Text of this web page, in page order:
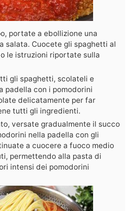
portate a ebollizione una
salata. Cuocete gli spaghetti al
le istruzioni riportate sulla
gli spaghetti, scolateli e
padella con i pomodorini
delicatamente per far
tutti gli ingredienti.
versate gradualmente il succo
nella padella con gli
a cuocere a fuoco medio
permettendo alla pasta di
intensi dei pomodorini